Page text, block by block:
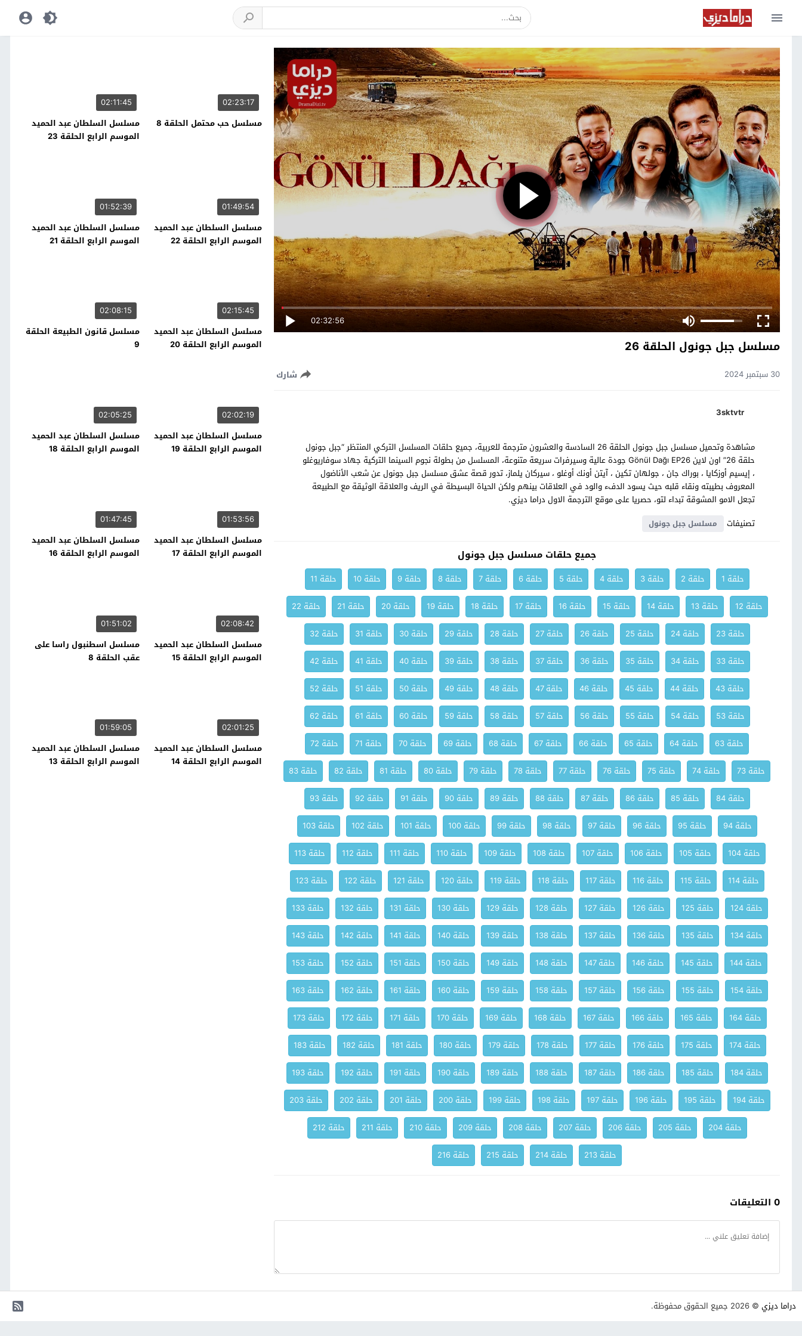
02:32:56
مسلسل جبل جونول الحلقة 26
30 سبتمبر 2024 شارك
3sktvtr
مشاهدة وتحميل مسلسل جبل جونول الحلقة 26 السادسة والعشرون مترجمة للعربية، جميع حلقات المسلسل التركي المنتظر “جبل جونول
حلقة 26” اون لاين Gönül Dağı EP26 جودة عالية وسيرفرات سريعة متنوعة، المسلسل من بطولة نجوم السينما التركية جهاد سوفاريوغلو
، إيسيم أوزكايا ، بوراك جان ، جولهان تكين ، آيتن أونك أوغلو ، سيركان يلماز، تدور قصة عشق مسلسل جبل جونول عن شعب الأناضول
المعروف بطيبته ونقاء قلبه حيث يسود الدفء والود في العلاقات بينهم ولكن الحياة البسيطة في الريف والعلاقة الوثيقة مع الطبيعة
تجعل الامو المشوقة تبداء لتو، حصريا على موقع الترجمة الاول دراما ديزي.
تصنيفات
مسلسل جبل جونول
جميع حلقات مسلسل جبل جونول
حلقة 1 حلقة 2 حلقة 3 حلقة 4 حلقة 5 حلقة 6 حلقة 7 حلقة 8 حلقة 9 حلقة 10
حلقة 11
حلقة 12
حلقة 13 حلقة 14 حلقة 15 حلقة 16 حلقة 17 حلقة 18 حلقة 19 حلقة 20 حلقة 21
حلقة 22
حلقة 23
حلقة 24 حلقة 25 حلقة 26 حلقة 27 حلقة 28 حلقة 29 حلقة 30 حلقة 31
حلقة 32
حلقة 33
حلقة 34 حلقة 35 حلقة 36 حلقة 37 حلقة 38 حلقة 39 حلقة 40 حلقة 41
حلقة 42
حلقة 43
حلقة 44 حلقة 45 حلقة 46 حلقة 47 حلقة 48 حلقة 49 حلقة 50 حلقة 51
حلقة 52
حلقة 53
حلقة 54 حلقة 55 حلقة 56 حلقة 57 حلقة 58 حلقة 59 حلقة 60 حلقة 61
حلقة 62
حلقة 63
حلقة 64 حلقة 65 حلقة 66 حلقة 67 حلقة 68 حلقة 69 حلقة 70 حلقة 71
حلقة 72
حلقة 73
حلقة 74 حلقة 75 حلقة 76 حلقة 77 حلقة 78 حلقة 79 حلقة 80 حلقة 81 حلقة 82
حلقة 83
حلقة 84
حلقة 85 حلقة 86 حلقة 87 حلقة 88 حلقة 89 حلقة 90 حلقة 91 حلقة 92
حلقة 93
حلقة 94
حلقة 95 حلقة 96 حلقة 97 حلقة 98 حلقة 99 حلقة 100 حلقة 101 حلقة 102
حلقة 103
حلقة 104
حلقة 105 حلقة 106 حلقة 107 حلقة 108 حلقة 109 حلقة 110 حلقة 111 حلقة 112
حلقة 113
حلقة 114
حلقة 115 حلقة 116 حلقة 117 حلقة 118 حلقة 119 حلقة 120 حلقة 121 حلقة 122
حلقة 123
حلقة 124
حلقة 125 حلقة 126 حلقة 127 حلقة 128 حلقة 129 حلقة 130 حلقة 131 حلقة 132
حلقة 133
حلقة 134
حلقة 135 حلقة 136 حلقة 137 حلقة 138 حلقة 139 حلقة 140 حلقة 141 حلقة 142
حلقة 143
حلقة 144
حلقة 145 حلقة 146 حلقة 147 حلقة 148 حلقة 149 حلقة 150 حلقة 151 حلقة 152
حلقة 153
حلقة 154
حلقة 155 حلقة 156 حلقة 157 حلقة 158 حلقة 159 حلقة 160 حلقة 161 حلقة 162
حلقة 163
حلقة 164
حلقة 165 حلقة 166 حلقة 167 حلقة 168 حلقة 169 حلقة 170 حلقة 171 حلقة 172
حلقة 173
حلقة 174
حلقة 175 حلقة 176 حلقة 177 حلقة 178 حلقة 179 حلقة 180 حلقة 181 حلقة 182
حلقة 183
حلقة 184
حلقة 185 حلقة 186 حلقة 187 حلقة 188 حلقة 189 حلقة 190 حلقة 191 حلقة 192
حلقة 193
حلقة 194
حلقة 195 حلقة 196 حلقة 197 حلقة 198 حلقة 199 حلقة 200 حلقة 201 حلقة 202
حلقة 203
حلقة 204
حلقة 205 حلقة 206 حلقة 207 حلقة 208 حلقة 209 حلقة 210 حلقة 211
حلقة 212
حلقة 213
حلقة 214 حلقة 215 حلقة 216
0 التعليقات
02:23:17
مسلسل حب محتمل الحلقة 8
02:11:45
مسلسل السلطان عبد الحميد
الموسم الرابع الحلقة 23
01:49:54
مسلسل السلطان عبد الحميد
الموسم الرابع الحلقة 22
01:52:39
مسلسل السلطان عبد الحميد
الموسم الرابع الحلقة 21
02:15:45
مسلسل السلطان عبد الحميد
الموسم الرابع الحلقة 20
02:08:15
مسلسل قانون الطبيعة الحلقة
9
02:02:19
مسلسل السلطان عبد الحميد
الموسم الرابع الحلقة 19
02:05:25
مسلسل السلطان عبد الحميد
الموسم الرابع الحلقة 18
01:53:56
مسلسل السلطان عبد الحميد
الموسم الرابع الحلقة 17
01:47:45
مسلسل السلطان عبد الحميد
الموسم الرابع الحلقة 16
02:08:42
مسلسل السلطان عبد الحميد
الموسم الرابع الحلقة 15
01:51:02
مسلسل اسطنبول راسا على
عقب الحلقة 8
02:01:25
مسلسل السلطان عبد الحميد
الموسم الرابع الحلقة 14
01:59:05
مسلسل السلطان عبد الحميد
الموسم الرابع الحلقة 13
دراما ديزي © 2026 جميع الحقوق محفوظة.